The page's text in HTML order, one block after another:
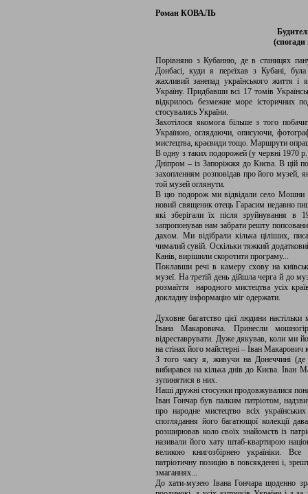
Роман КОВАЛЬ
Порівняно з Кубанню, де в станицях
Донбасі, куди я переїхав з Кубані,
жахливий занепад українського життя
Україну. Придбавши всі 17 томів
відкрилось безмежне море історичних
стосувались України.
Захотілося якомога більше з того
Україною, оглядаючи, описуючи,
мистецтва, краєвиди тощо. Маршрути
В одну з таких подорожей (у червні 1970
Дніпром – із Запоріжжя до Києва. В цій
захопленням розповідав про його музей,
той музей оглянути.
В цю подорож ми відвідали село Мошни
новий священик отець Гарасим недавно
які зберігали їх після зруйнування в
запропонував нам забрати решту
дахом. Ми відібрали кілька ціліших,
чималий сувій. Оскільки тяжкий
Канів, вирішили скоротити програму...
Поклавши речі в камеру схову на
музеї. На третій день дійшла черга й до
розмаїття народного мистецтва усіх
докладну інформацію міг одержати.
Духовне багатство цієї людини
Івана Макаровича. Принесли
відреставрувати. Дуже дякував, коли ми
на стінах його майстерні – Іван
З того часу я, живучи на Донеччині (де
вибирався на кілька днів до Києва. Іван
зупинятися в них.
Наші дружні стосунки продовжувалися
Іван Гончар був палким патріотом,
про народне мистецтво всіх
споглядання його багатющої колекції
розширював коло своїх знайомств із
називали його хату штаб-квартирою
великою книгозбірнею україніки.
патріотичну позицію в повсякденні і,
змаганнях...
До хати-музею Івана Гончара щоденно